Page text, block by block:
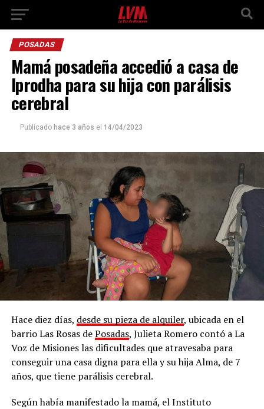
POSADAS
Mamá posadeña accedió a casa de
Iprodha para su hija con parálisis
cerebral
Publicado hace 3 años el 14/04/2023
Hace diez días, desde su pieza de alquiler, ubicada en el
barrio Las Rosas dePosadas, Julieta Romero contó a La
Voz de Misiones las dificultades que atravesaba para
conseguir una casa digna para ella y su hija Alma, de 7
años, que tiene parálisis cerebral.
Según había manifestado la mamá, el Instituto